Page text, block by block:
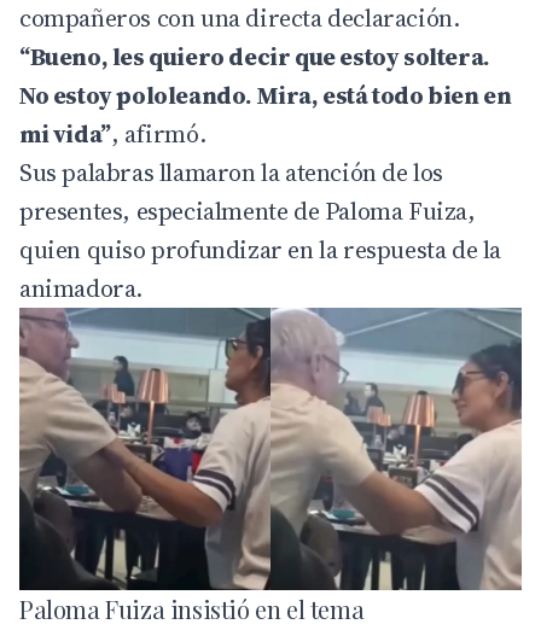
compañeros con una directa declaración.
“Bueno, les quiero decir que estoy soltera.
No estoy pololeando. Mira, está todo bien en
mi vida”, afirmó.
Sus palabras llamaron la atención de los
presentes, especialmente de Paloma Fuiza,
quien quiso profundizar en la respuesta de la
animadora.
Paloma Fuiza insistió en el tema